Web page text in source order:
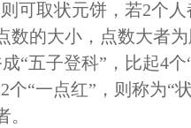
可取状元饼，若2个
数的大小，点数大者
“五子登科”，比起4
个“一点红”，则称为“